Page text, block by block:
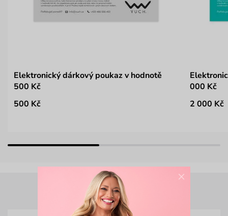
Elektronický dárkový poukaz v hodnotě
500 Kč
500 Kč
000 Kč
2 000 Kč
×